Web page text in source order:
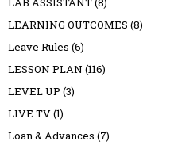
LEARNING OUTCOMES (8)
Leave Rules (6)
LESSON PLAN (116)
LEVEL UP (3)
LIVE TV(1)
Loan & Advances (7)